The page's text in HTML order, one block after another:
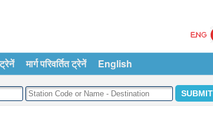
ट्रेनें मार्ग परिवर्तित ट्रेनें English